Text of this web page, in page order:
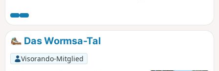
seiner Gloriette und weiter oben den Schiessrothried-See.
Dieser Abschnitt enthält einige technische Passagen, aber
die Belohnung wartet am Ende der Anstrengung. Der
Rückweg ist einfacher und führt über schattige und breite
Waldwege.
Das Wormsa-Tal
Visorando-Mitglied